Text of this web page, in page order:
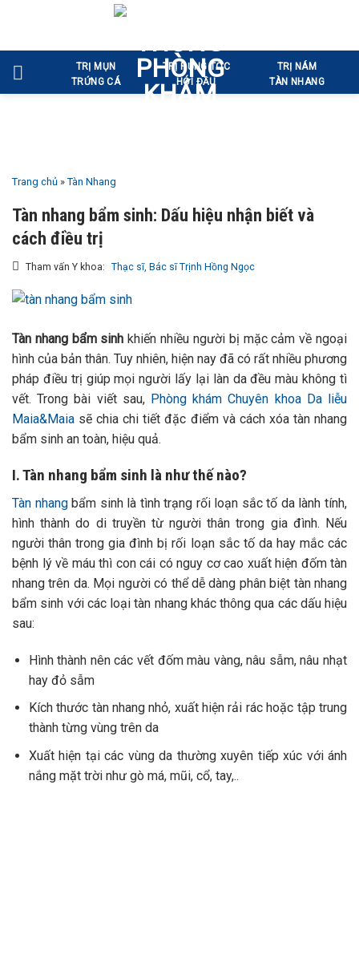
nội
dung
TRỊ MỤN
TRỨNG CÁ
TRỊ RỤNG TÓC
HÓI ĐẦU
TRỊ NÁM
TÀN NHANG
Trang chủ » Tàn Nhang
Tàn nhang bẩm sinh: Dấu hiệu nhận biết và
cách điều trị
Tham vấn Y khoa: Thạc sĩ, Bác sĩ Trịnh Hồng Ngọc
Tàn nhang bẩm sinh khiến nhiều người bị mặc cảm về ngoại
hình của bản thân. Tuy nhiên, hiện nay đã có rất nhiều phương
pháp điều trị giúp mọi người lấy lại làn da đều màu không tì
vết. Trong bài viết sau, Phòng khám Chuyên khoa Da liễu
Maia&Maia sẽ chia chi tiết đặc điểm và cách xóa tàn nhang
bẩm sinh an toàn, hiệu quả.
I. Tàn nhang bẩm sinh là như thế nào?
Tàn nhangbẩm sinh là tình trạng rối loạn sắc tố da lành tính,
hình thành do di truyền từ người thân trong gia đình. Nếu
người thân trong gia đình bị rối loạn sắc tố da hay mắc các
bệnh lý về máu thì con cái có nguy cơ cao xuất hiện đốm tàn
nhang trên da. Mọi người có thể dễ dàng phân biệt tàn nhang
bẩm sinh với các loại tàn nhang khác thông qua các dấu hiệu
sau:
Hình thành nên các vết đốm màu vàng, nâu sẫm, nâu nhạt
hay đỏ sẫm
Kích thước tàn nhang nhỏ, xuất hiện rải rác hoặc tập trung
thành từng vùng trên da
Xuất hiện tại các vùng da thường xuyên tiếp xúc với ánh
nắng mặt trời như gò má, mũi, cổ, tay,..